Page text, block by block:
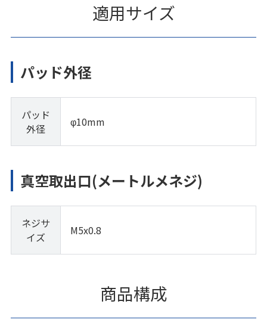
適用サイズ
パッド外径
パッド
外径
φ10mm
真空取出口(メートルメネジ)
ネジサ
イズ
M5x0.8
商品構成